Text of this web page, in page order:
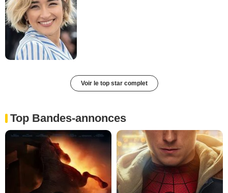
Voir le top star complet
Top Bandes-annonces